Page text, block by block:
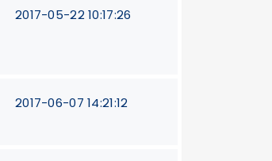
2017-05-22 10:17:26
2017-06-07 14:21:12